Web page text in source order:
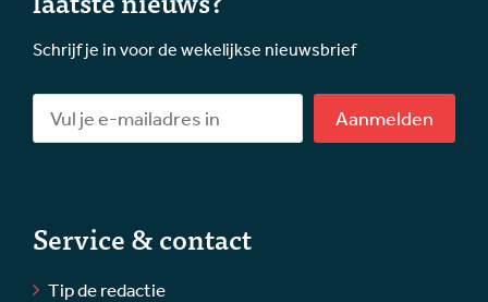
Schrijf je in voor de wekelijkse nieuwsbrief
Aanmelden
Service & contact
Tip de redactie